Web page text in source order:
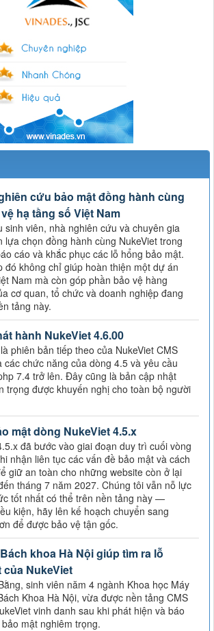
cứu bảo mật đồng hành cùng
hạ tầng số Việt Nam
sinh viên, nhà nghiên cứu và chuyên gia
lựa chọn đồng hành cùng NukeViet trong
cáo và khắc phục các lỗ hổng bảo mật.
đó không chỉ giúp hoàn thiện một dự án
Nam mà còn góp phần bảo vệ hàng
cơ quan, tổ chức và doanh nghiệp đang
tảng này.
hành NukeViet 4.6.00
phiên bản tiếp theo của NukeViet CMS
chức năng của dòng 4.5 và yêu cầu
7.4 trở lên. Đây cũng là bản cập nhật
trọng được khuyến nghị cho toàn bộ người
mật dòng NukeViet 4.5.x
đã bước vào giai đoạn duy trì cuối vòng
nhận liên tục các vấn đề bảo mật và cách
giữ an toàn cho những website còn ở lại
tháng 7 năm 2027. Chúng tôi vẫn nỗ lực
tốt nhất có thể trên nền tảng này —
kiện, hãy lên kế hoạch chuyển sang
để được bảo vệ tận gốc.
khoa Hà Nội giúp tìm ra lỗ
NukeViet
sinh viên năm 4 ngành Khoa học Máy
Khoa Hà Nội, vừa được nền tảng CMS
vinh danh sau khi phát hiện và báo
mật nghiêm trọng.